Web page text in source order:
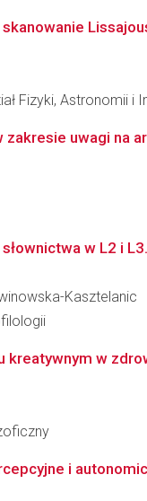
Fizyki, Astronomii
uwagi na
w L2 i
Kasztelanic
w
i